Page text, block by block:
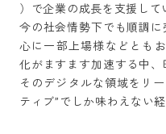
）で企業の成長を支援して
今の社会情勢下でも順調
心に一部上場様などとも
化がますます加速する中、
そのデジタルな領域をリ
ティブ”でしか味わえない